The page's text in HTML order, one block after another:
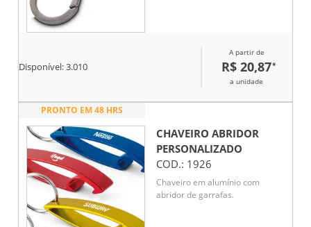
valor à sua marca e praticidade
Disponível:3.010
A partir de
R$ 20,87*
a unidade
PRONTO EM 48 HRS
CHAVEIRO ABRIDOR
PERSONALIZADO
COD.: 1926
Chaveiro em alumínio com
abridor de garrafas.